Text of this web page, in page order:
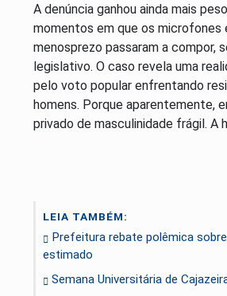
A denúncia ganhou ainda mais
momentos em que os
menosprezo passaram a compor,
legislativo. O caso revela uma
pelo voto popular enfrentando
homens. Porque aparentemente,
privado de masculinidade frágil. A
LEIA TAMBÉM:
Prefeitura rebate polêmica
estimado
Semana Universitária de